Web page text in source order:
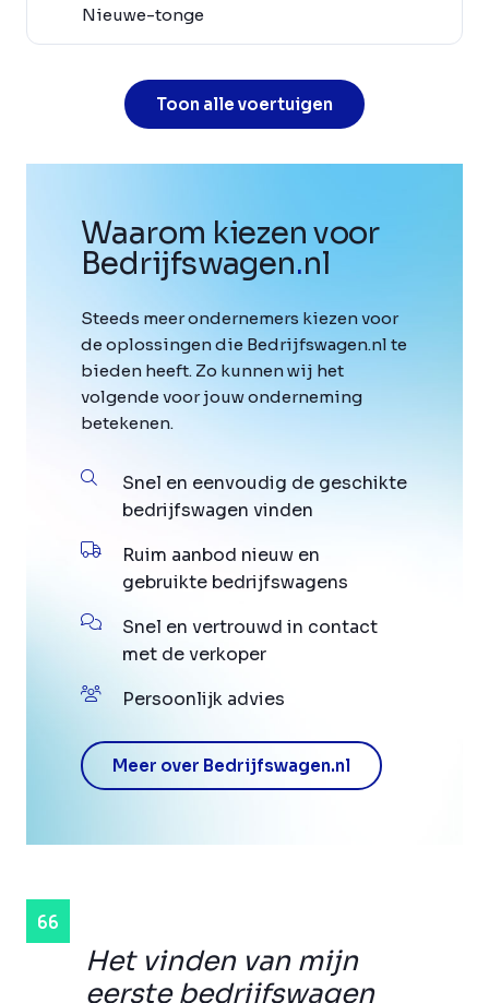
Nieuwe-tonge
Toon alle voertuigen
Het vinden van mijn
eerste bedrijfswagen
Waarom kiezen voor
Bedrijfswagen.nl
Steeds meer ondernemers kiezen voor
de oplossingen die Bedrijfswagen.nl te
bieden heeft. Zo kunnen wij het
volgende voor jouw onderneming
betekenen.
Snel en eenvoudig de geschikte
bedrijfswagen vinden
Ruim aanbod nieuw en
gebruikte bedrijfswagens
Snel en vertrouwd in contact
met de verkoper
Persoonlijk advies
Meer over Bedrijfswagen.nl